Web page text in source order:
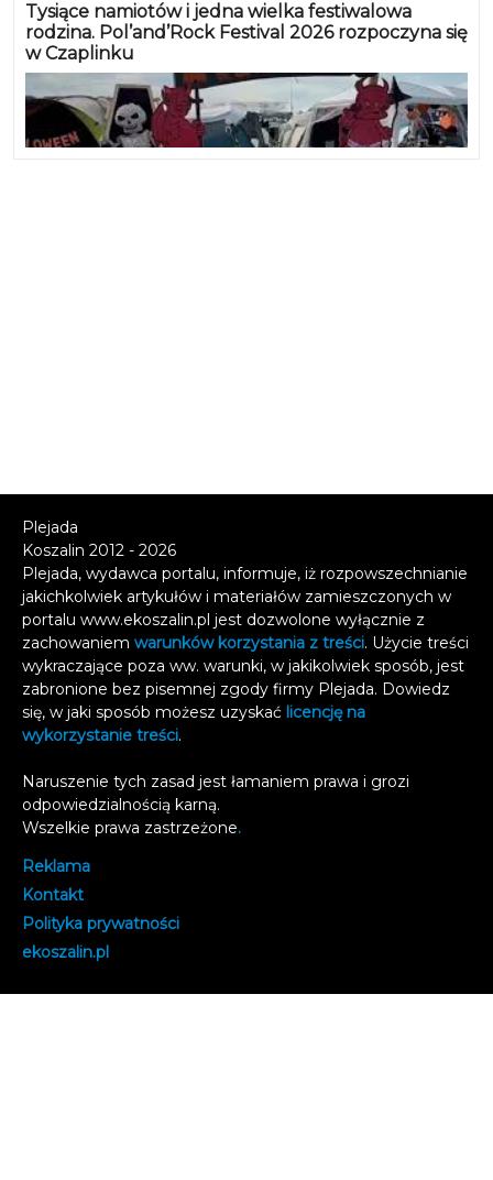
Tysiące namiotów i jedna wielka festiwalowa
rodzina. Pol’and’Rock Festival 2026 rozpoczyna się
w Czaplinku
Plejada
Koszalin 2012 - 2026
Plejada, wydawca portalu, informuje, iż rozpowszechnianie
jakichkolwiek artykułów i materiałów zamieszczonych w
portalu www.ekoszalin.pl jest dozwolone wyłącznie z
zachowaniem warunków korzystania z treści. Użycie treści
wykraczające poza ww. warunki, w jakikolwiek sposób, jest
zabronione bez pisemnej zgody firmy Plejada. Dowiedz
się, w jaki sposób możesz uzyskać licencję na
wykorzystanie treści.
Naruszenie tych zasad jest łamaniem prawa i grozi
odpowiedzialnością karną.
Wszelkie prawa zastrzeżone.
Reklama
Kontakt
Polityka prywatności
ekoszalin.pl